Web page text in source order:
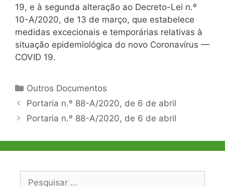
19, e à segunda alteração ao Decreto-Lei n.º
10-A/2020, de 13 de março, que estabelece
medidas excecionais e temporárias relativas à
situação epidemiológica do novo Coronavírus —
COVID 19.
Categorias
Outros Documentos
Navegação
de
Portaria n.º 88-A/2020, de 6 de abril
Portaria n.º 88-A/2020, de 6 de abril
Pesquisar